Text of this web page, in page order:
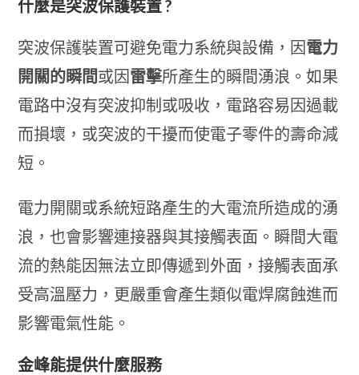
什麼是突波保護裝置 ?
突波保護裝置可避免電力系統與設備，因電力
開關的瞬間或因雷擊所產生的瞬間湧浪。如果
電路中沒有突波抑制或吸收，電路容易因過載
而損壞，或突波的干擾而使電子零件的壽命減
短。
電力開關或系統短路產生的大電流所造成的湧
浪，也會影響連接器與其接觸表面。瞬間大電
流的熱能因無法立即傳遞到外面，接觸表面承
受高溫壓力，更嚴重會產生類似電焊腐蝕進而
影響電氣性能。
金峰能提供什麼服務